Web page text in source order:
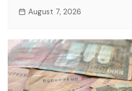
August 7, 2026